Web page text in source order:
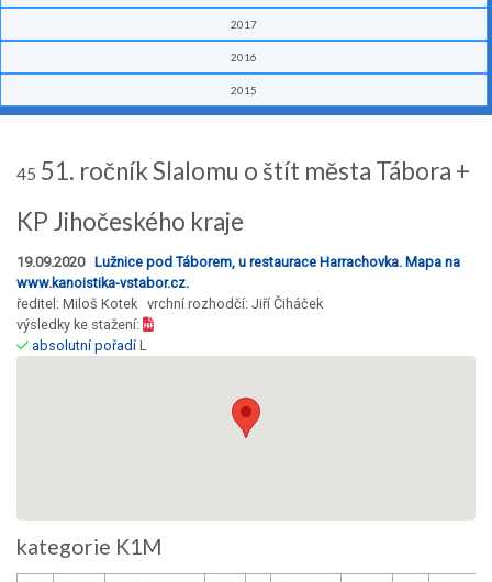
2017
2016
2015
45 51. ročník Slalomu o štít města Tábora +
KP Jihočeského kraje
19.09.2020 Lužnice pod Táborem, u restaurace Harrachovka. Mapa na
www.kanoistika-vstabor.cz.
ředitel: Miloš Kotek vrchní rozhodčí: Jiří Čiháček
výsledky ke stažení:
absolutní pořadíL
kategorie K1M